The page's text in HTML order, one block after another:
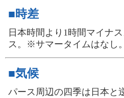
■時差
日本時間より1時間マイナ
ス。※サマータイムはなし
■気候
パース周辺の四季は日本と